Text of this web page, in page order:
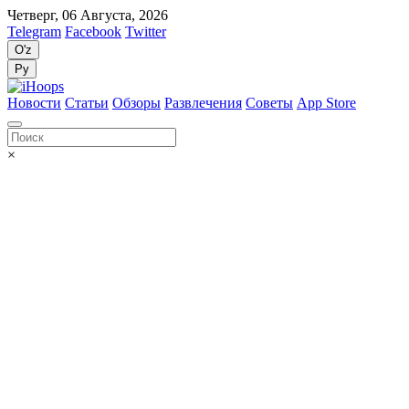
Четверг, 06 Августа, 2026
Telegram Facebook Twitter
O'z
Ру
Новости Статьи Обзоры Развлечения Советы App Store
×